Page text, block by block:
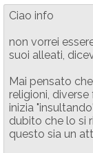
Ciao info
non vorrei
suoi alleati,
Mai pensato
religioni,
inizia
dubito che lo si
questo sia un